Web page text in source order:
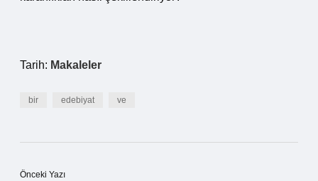
Tarih: Makaleler
bir edebiyat ve
Önceki Yazı